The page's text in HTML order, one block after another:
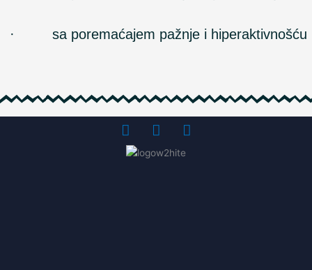
· sa poremaćajem pažnje i hiperaktivnošću